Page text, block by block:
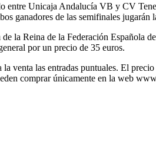
entre Unicaja Andalucía VB y CV
ganadores de las semifinales
la Reina de la Federación
por un precio de 35 euros.
la venta las entradas puntuales. El
comprar únicamente en la web